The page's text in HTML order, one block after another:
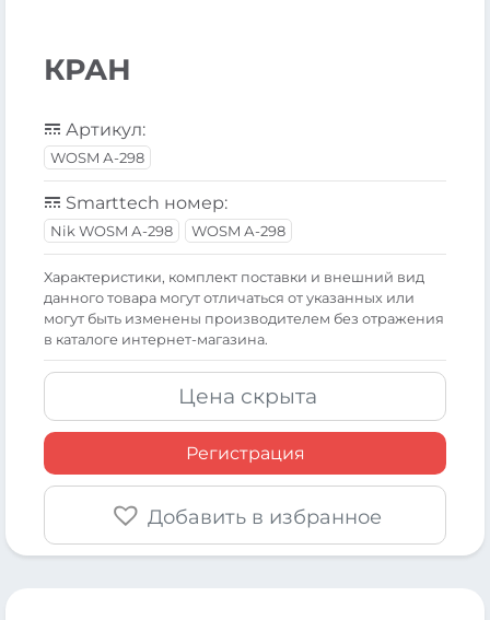
КРАН
Артикул:
WOSM А-298
Smarttech номер:
Nik WOSM А-298 WOSM А-298
Xарактеристики, комплект поставки и внешний вид
данного товара могут отличаться от указанных или
могут быть изменены производителем без отражения
в каталоге интернет-магазина.
Цена скрыта
Регистрация
Добавить в избранное